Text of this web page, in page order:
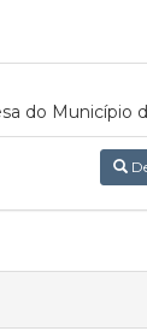
do Município